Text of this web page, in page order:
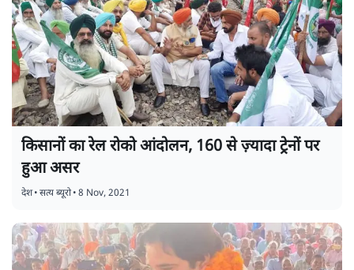
किसानों का रेल रोको आंदोलन, 160 से ज़्यादा ट्रेनों पर
हुआ असर
देश•सत्य ब्यूरो•8 Nov, 2021